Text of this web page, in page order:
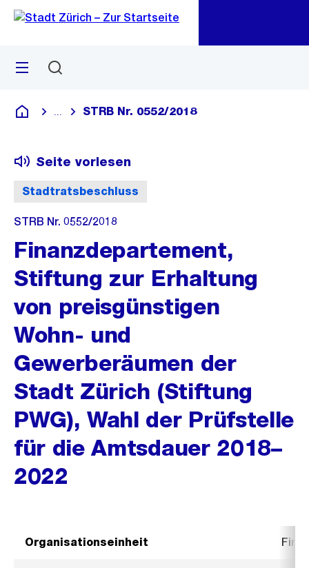
Navigation
Sprunglink
Menü
Deutsch
Blende alle Breadcrumbs ein
STRB Nr. 0552/2018
Stadtratsbeschluss
Seite vorlesen
STRB Nr. 0552/2018
Finanzdepartement,
Stiftung zur Erhaltung
von preisgünstigen
Wohn- und
Gewerberäumen der
Stadt Zürich (Stiftung
PWG), Wahl der Prüfstelle
für die Amtsdauer 2018–
2022
Organisationseinheit